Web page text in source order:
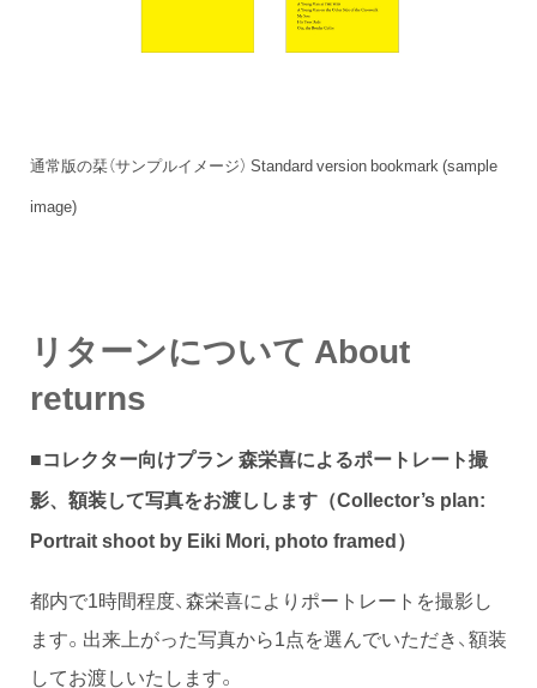
通常版の栞（サンプルイメージ） Standard version bookmark (sample
image)
リターンについて About
returns
■コレクター向けプラン 森栄喜によるポートレート撮
影、額装して写真をお渡しします （Collector’s plan:
Portrait shoot by Eiki Mori, photo framed）
都内で1時間程度、森栄喜によりポートレートを撮影し
ます。出来上がった写真から1点を選んでいただき、額装
してお渡しいたします。